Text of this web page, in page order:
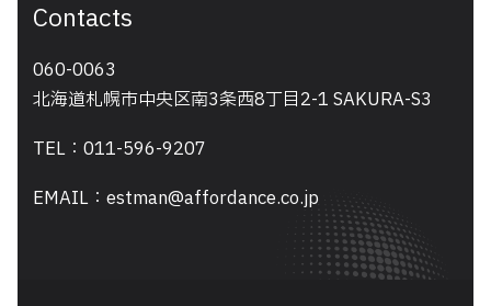
Contacts
060-0063
北海道札幌市中央区南3条西8丁目2-1 SAKURA-S3
TEL：011-596-9207
EMAIL：estman@affordance.co.jp